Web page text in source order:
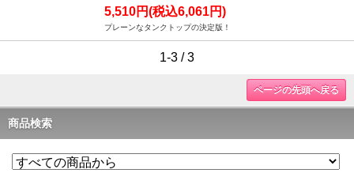
5,510円(税込6,061円)
プレーンなタンクトップの決定版！
1-3 / 3
ページの先頭へ戻る
商品検索